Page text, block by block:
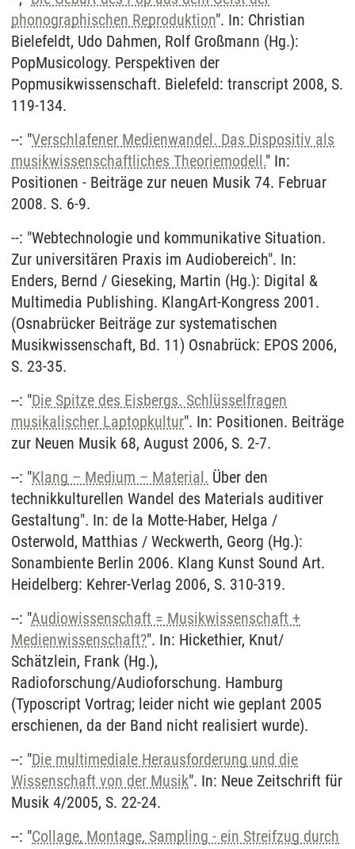
phonographischen Reproduktion". In: Christian
Bielefeldt, Udo Dahmen, Rolf Großmann (Hg.):
PopMusicology. Perspektiven der
Popmusikwissenschaft. Bielefeld: transcript 2008, S.
119-134.
--: "Verschlafener Medienwandel. Das Dispositiv als
musikwissenschaftliches Theoriemodell." In:
Positionen - Beiträge zur neuen Musik 74. Februar
2008. S. 6-9.
--: "Webtechnologie und kommunikative Situation.
Zur universitären Praxis im Audiobereich". In:
Enders, Bernd / Gieseking, Martin (Hg.): Digital &
Multimedia Publishing. KlangArt-Kongress 2001.
(Osnabrücker Beiträge zur systematischen
Musikwissenschaft, Bd. 11) Osnabrück: EPOS 2006,
S. 23-35.
--: "Die Spitze des Eisbergs. Schlüsselfragen
musikalischer Laptopkultur". In: Positionen. Beiträge
zur Neuen Musik 68, August 2006, S. 2-7.
--: "Klang – Medium – Material. Über den
technikkulturellen Wandel des Materials auditiver
Gestaltung". In: de la Motte-Haber, Helga /
Osterwold, Matthias / Weckwerth, Georg (Hg.):
Sonambiente Berlin 2006. Klang Kunst Sound Art.
Heidelberg: Kehrer-Verlag 2006, S. 310-319.
--: "Audiowissenschaft = Musikwissenschaft +
Medienwissenschaft?". In: Hickethier, Knut/
Schätzlein, Frank (Hg.),
Radioforschung/Audioforschung. Hamburg
(Typoscript Vortrag; leider nicht wie geplant 2005
erschienen, da der Band nicht realisiert wurde).
--: "Die multimediale Herausforderung und die
Wissenschaft von der Musik". In: Neue Zeitschrift für
Musik 4/2005, S. 22-24.
--: "Collage, Montage, Sampling - ein Streifzug durch